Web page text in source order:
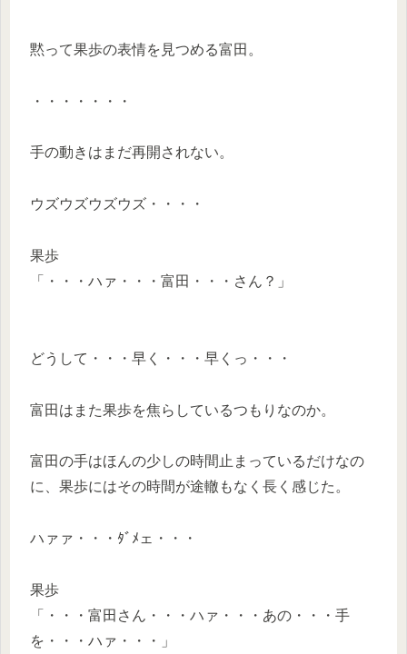
黙って果歩の表情を見つめる富田。
・・・・・・・
手の動きはまだ再開されない。
ウズウズウズウズ・・・・
果歩
「・・・ハァ・・・富田・・・さん？」
どうして・・・早く・・・早くっ・・・
富田はまた果歩を焦らしているつもりなのか。
富田の手はほんの少しの時間止まっているだけなの
に、果歩にはその時間が途轍もなく長く感じた。
ハァァ・・・ﾀﾞﾒェ・・・
果歩
「・・・富田さん・・・ハァ・・・あの・・・手
を・・・ハァ・・・」